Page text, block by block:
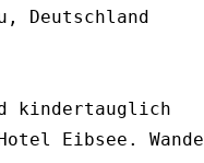
Eibsee.